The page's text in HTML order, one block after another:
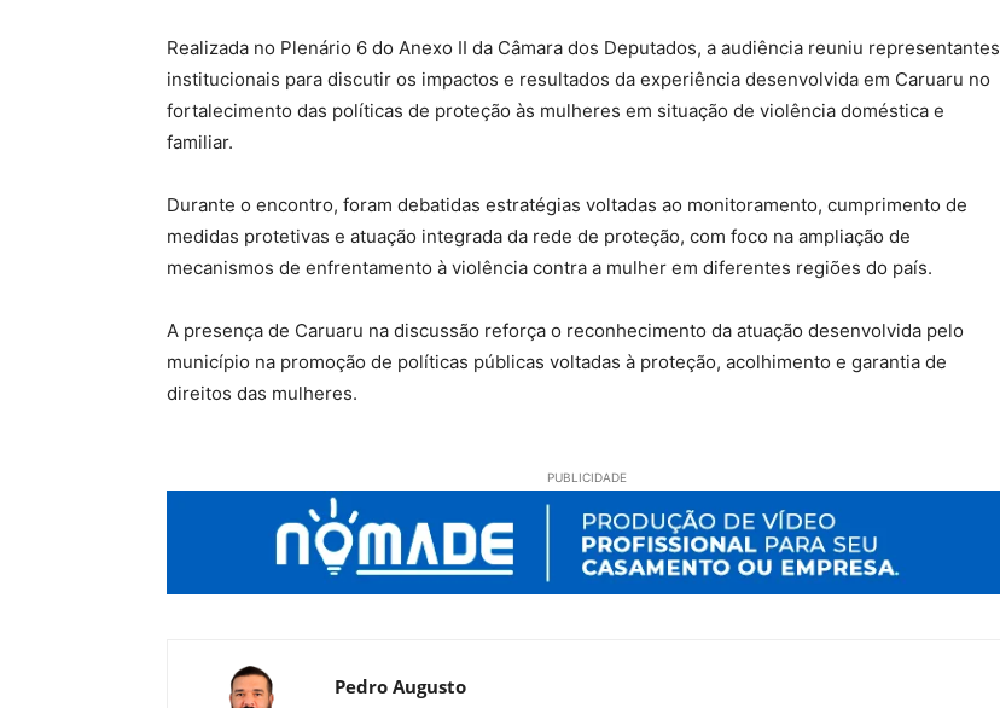
Realizada no Plenário 6 do Anexo II da Câmara dos Deputados, a audiência reuniu representantes
institucionais para discutir os impactos e resultados da experiência desenvolvida em Caruaru no
fortalecimento das políticas de proteção às mulheres em situação de violência doméstica e
familiar.
Durante o encontro, foram debatidas estratégias voltadas ao monitoramento, cumprimento de
medidas protetivas e atuação integrada da rede de proteção, com foco na ampliação de
mecanismos de enfrentamento à violência contra a mulher em diferentes regiões do país.
A presença de Caruaru na discussão reforça o reconhecimento da atuação desenvolvida pelo
município na promoção de políticas públicas voltadas à proteção, acolhimento e garantia de
direitos das mulheres.
PUBLICIDADE
Pedro Augusto